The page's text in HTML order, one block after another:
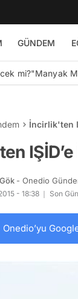
GÜNDEM
mi?"Manyak
İncirlik'ten
- Onedio
- 18:38 Son
Onedio’yu